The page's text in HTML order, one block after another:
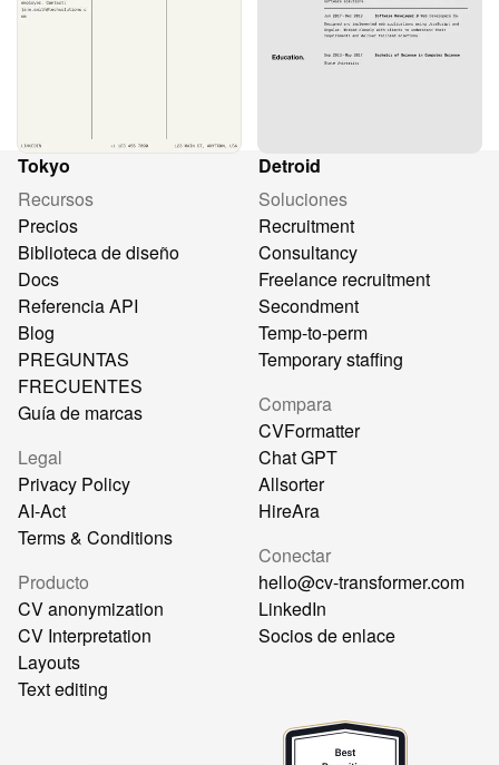
Tokyo
Detroid
Recursos
Precios
Biblioteca de diseño
Docs
Referencia API
Blog
PREGUNTAS
FRECUENTES
Guía de marcas
Legal
Privacy Policy
AI-Act
Terms & Conditions
Producto
CV anonymization
CV Interpretation
Layouts
Text editing
Soluciones
Recruitment
Consultancy
Freelance recruitment
Secondment
Temp-to-perm
Temporary staffing
Compara
CVFormatter
Chat GPT
Allsorter
HireAra
Conectar
hello@cv-transformer.com
LinkedIn
Socios de enlace